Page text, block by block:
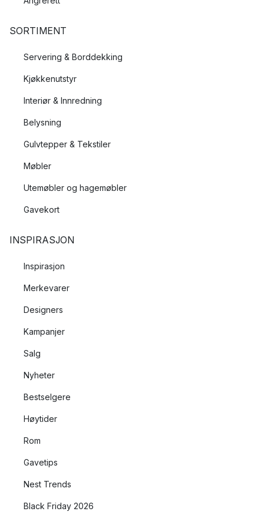
SORTIMENT
Servering & Borddekking
Kjøkkenutstyr
Interiør & Innredning
Belysning
Gulvtepper & Tekstiler
Møbler
Utemøbler og hagemøbler
Gavekort
INSPIRASJON
Inspirasjon
Merkevarer
Designers
Kampanjer
Salg
Nyheter
Bestselgere
Høytider
Rom
Gavetips
Nest Trends
Black Friday 2026